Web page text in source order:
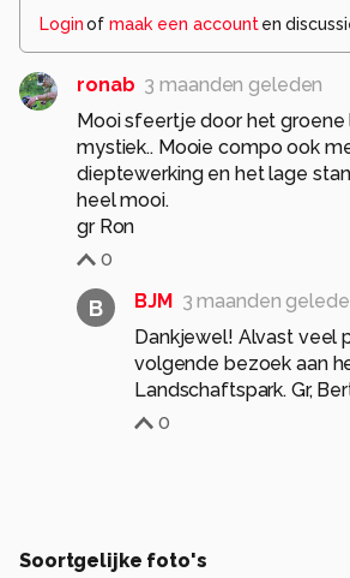
Loginof maak een account en
ronab 3 maanden geleden
Mooi sfeertje door het
mystiek.. Mooie compo ook
dieptewerking en het lage
heel mooi.
gr Ron
0
B BJM
3 maanden
Dankjewel! Alvast veel
volgende bezoek aan
Landschaftspark. Gr,
0
Soortgelijke foto's